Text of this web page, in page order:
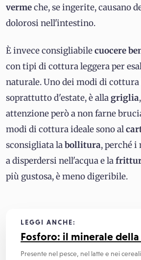
vermeche, se ingerite, causano
dolorosi nell'intestino.
È invece consigliabilecuocere
con tipi di cottura leggera per
naturale. Uno dei modi di cottura
soprattutto d'estate, è allagriglia
attenzione però a non farne
modi di cottura ideale sono al
sconsigliata labollitura, perché
a disperdersi nell'acqua e la
più gustosa, è meno digeribile.
LEGGI ANCHE:
Fosforo: il minerale
Presente nel pesce, nel latte e nei